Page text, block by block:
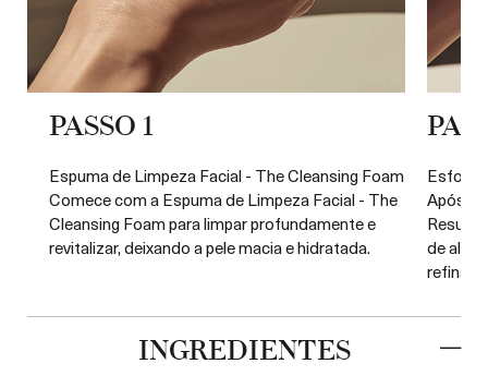
PASSO 1
Espuma de Limpeza Facial - The Cleansing Foam
Comece com a Espuma de Limpeza Facial - The
Cleansing Foam para limpar profundamente e
revitalizar, deixando a pele macia e hidratada.
Após a
de
refinar.
INGREDIENTES